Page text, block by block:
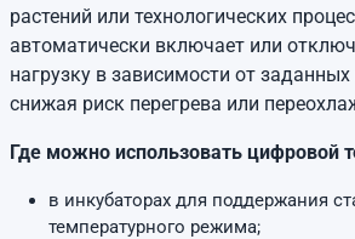
растений или технологических
автоматически включает или
нагрузку в зависимости от
снижая риск перегрева или
Где можно использовать цифровой
в инкубаторах для поддержания
температурного режима;